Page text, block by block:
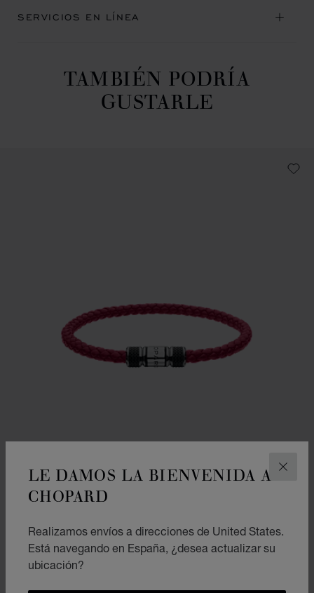
LE DAMOS LA BIENVENIDA A
CHOPARD
Realizamos envíos a direcciones de United States.
Está navegando en España, ¿desea actualizar su
ubicación?
SERVICIOS EN LÍNEA
TAMBIÉN PODRÍA
GUSTARLE
PULSERA CLASSIC RACING
PIEL DE CORDERO ROJA - METAL PLATEADO
€ 325